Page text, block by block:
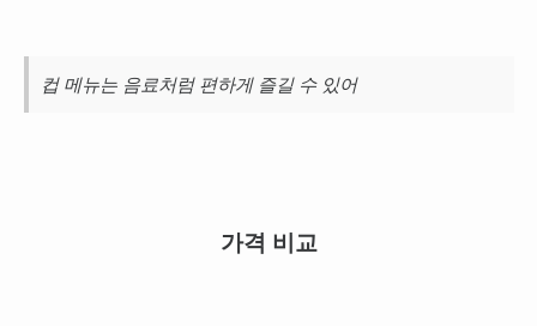
컵 메뉴는 음료처럼 편하게 즐길 수 있어
가격 비교